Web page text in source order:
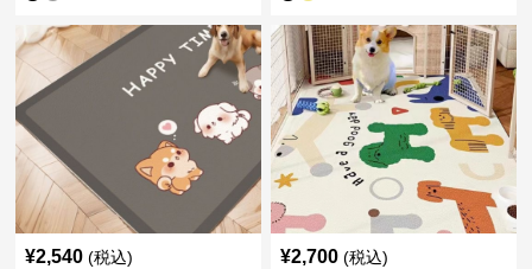
¥2,540 (税込) ¥2,700 (税込)